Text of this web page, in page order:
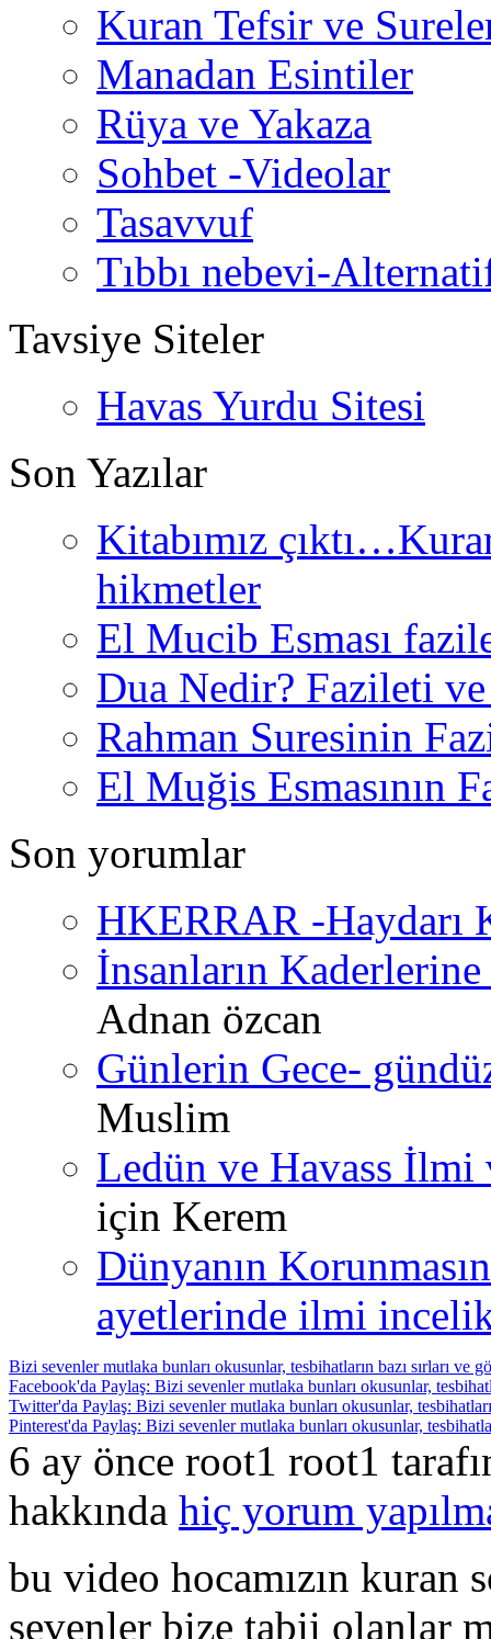
Kuran Tefsir ve
Manadan Esintiler
Rüya ve Yakaza
Sohbet -Videolar
Tasavvuf
Tıbbı nebevi-
Tavsiye Siteler
Havas Yurdu Sitesi
Son Yazılar
Kitabımız
hikmetler
El Mucib Esması
Dua Nedir? Fazileti
Rahman Suresinin
El Muğis Esmasının
Son yorumlar
HKERRAR -Haydarı
İnsanların
Adnan özcan
Günlerin Gece-
Muslim
Ledün ve Havass İlmi
için Kerem
Dünyanın
ayetlerinde ilmi
Bizi sevenler mutlaka bunları okusunlar, tesbihatların bazı sırları ve
Facebook'da Paylaş: Bizi sevenler mutlaka bunları okusunlar,
Twitter'da Paylaş: Bizi sevenler mutlaka bunları okusunlar,
Pinterest'da Paylaş: Bizi sevenler mutlaka bunları okusunlar,
6 ay önce root1 root1
hakkında hiç yorum
bu video hocamızın kuran
sevenler bize tabii olanlar